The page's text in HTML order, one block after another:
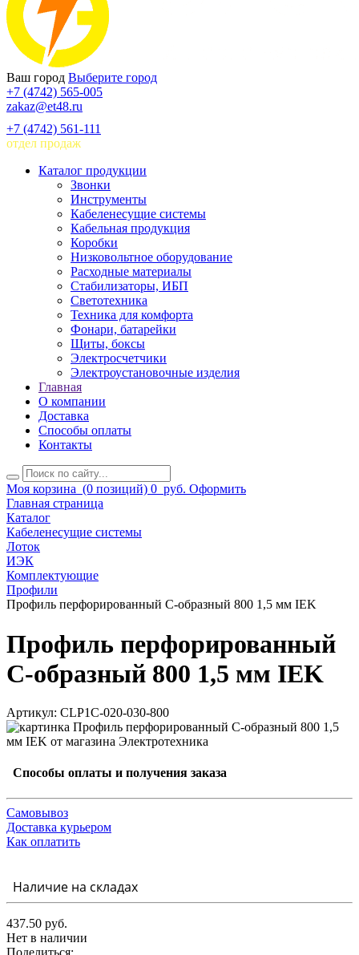
Ваш город Выберите город
+7 (4742) 565-005
zakaz@et48.ru
+7 (4742) 561-111
отдел продаж
Каталог продукции
Звонки
Инструменты
Кабеленесущие системы
Кабельная продукция
Коробки
Низковольтное оборудование
Расходные материалы
Стабилизаторы, ИБП
Светотехника
Техника для комфорта
Фонари, батарейки
Щиты, боксы
Электросчетчики
Электроустановочные изделия
Главная
О компании
Доставка
Способы оплаты
Контакты
Моя корзина (0 позиций) 0 руб. Оформить
Главная страница
Каталог
Кабеленесущие системы
Лоток
ИЭК
Комплектующие
Профили
Профиль перфорированный C-образный 800 1,5 мм IEK
Профиль перфорированный
C-образный 800 1,5 мм IEK
Артикул: CLP1C-020-030-800
Способы оплаты и получения заказа
Самовывоз
Доставка курьером
Как оплатить
Наличие на складах
437.50 руб.
Нет в наличии
Поделиться: